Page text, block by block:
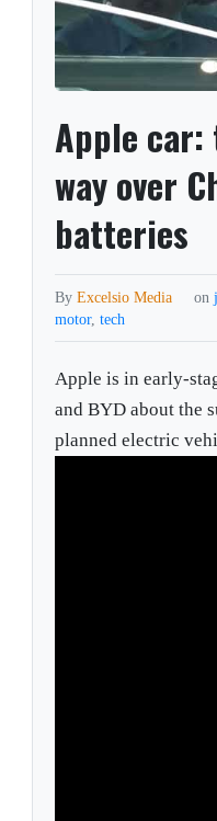
Apple
way over
batteries
ByExcelsio Media on
motor,tech
Apple is in early-
and BYD about the
planned electric